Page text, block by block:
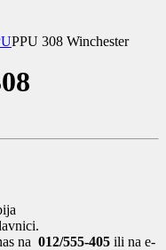
PPU 308 Winchester
na 012/555-405 ili na e-